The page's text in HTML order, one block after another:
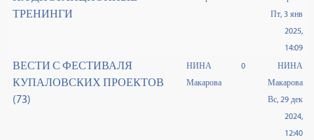
ТРЕНИНГИ
Пт, 3 янв
2025,
14:09
ВЕСТИ С ФЕСТИВАЛЯ
КУПАЛОВСКИХ ПРОЕКТОВ
(73)
НИНА
Макарова
0
НИНА
Макарова
Вс, 29 дек
2024,
12:40